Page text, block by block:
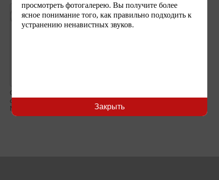
Скрип водительского
сиденья Мерседес GL 166
№3
просмотреть фотогалерею. Вы получите более
ясное понимание того, как правильно подходить к
устранению ненавистных звуков.
Закрыть